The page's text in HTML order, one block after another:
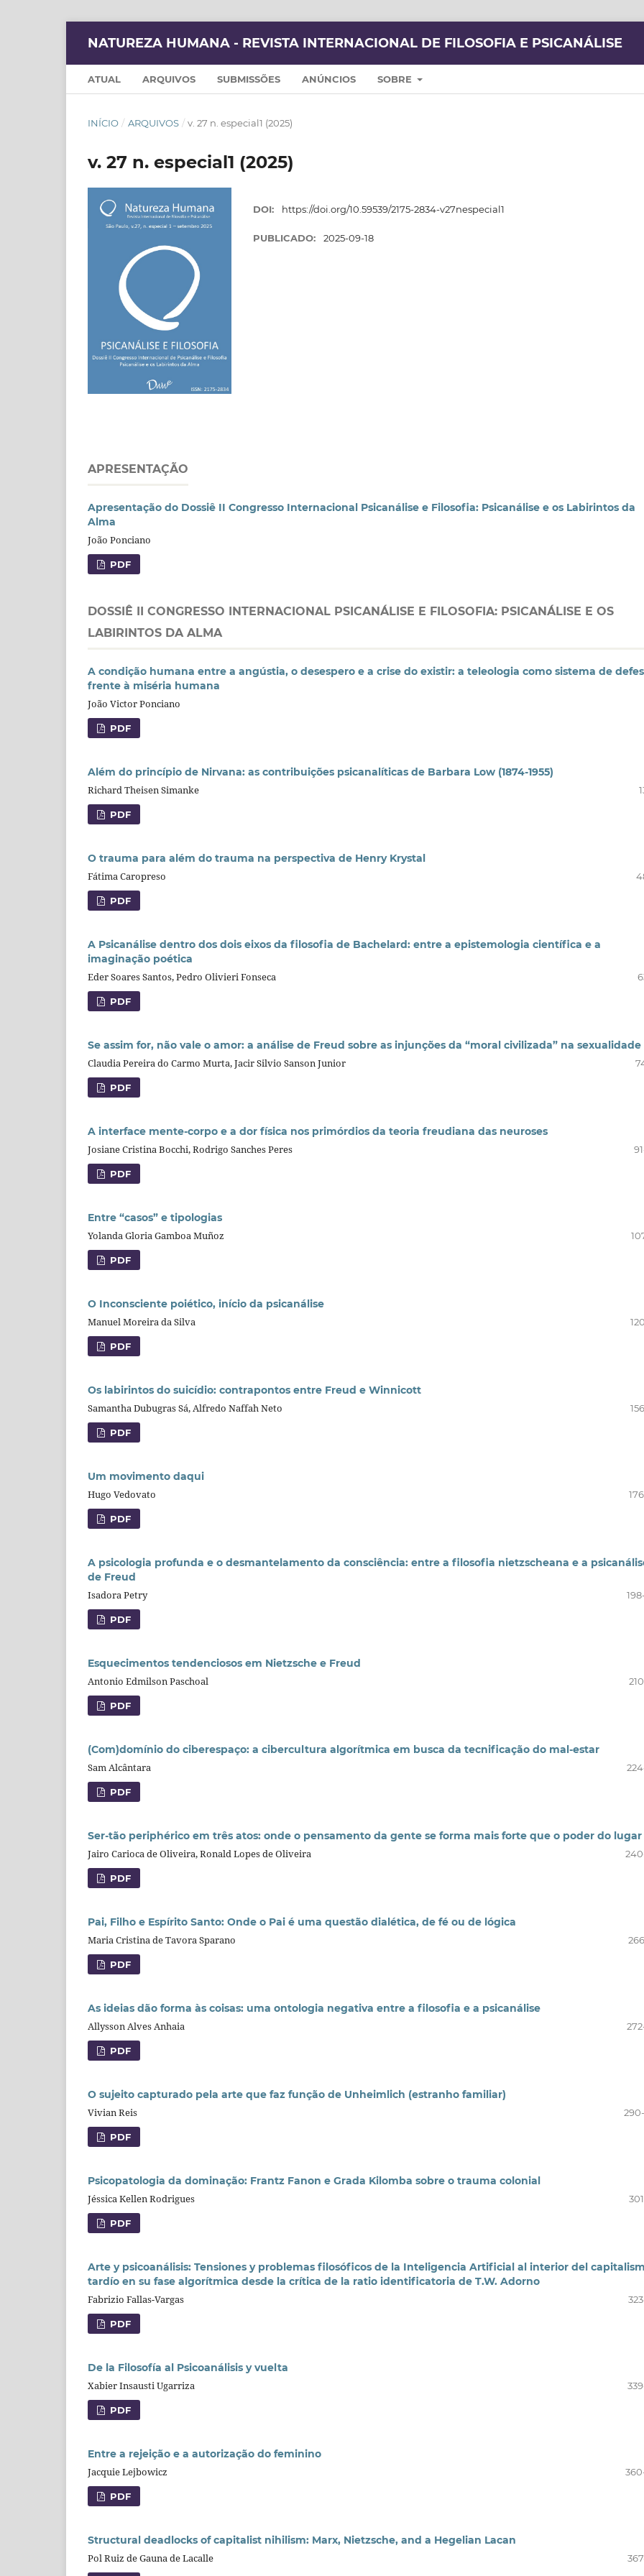
NATUREZA HUMANA - REVISTA INTERNACIONAL DE FILOSOFIA E PSICANÁLISE
ATUAL ARQUIVOS SUBMISSÕES ANÚNCIOS SOBRE
INÍCIO / ARQUIVOS / v. 27 n. especial1 (2025)
v. 27 n. especial1 (2025)
DOI: https://doi.org/10.59539/2175-2834-v27nespecial1
PUBLICADO: 2025-09-18
APRESENTAÇÃO
Apresentação do Dossiê II Congresso Internacional Psicanálise e Filosofia: Psicanálise e os Labirintos da
Alma
João Ponciano
PDF
DOSSIÊ II CONGRESSO INTERNACIONAL PSICANÁLISE E FILOSOFIA: PSICANÁLISE E OS
LABIRINTOS DA ALMA
A condição humana entre a angústia, o desespero e a crise do existir: a teleologia como sistema de
frente à miséria humana
João Victor Ponciano
PDF
Além do princípio de Nirvana: as contribuições psicanalíticas de Barbara Low (1874-1955)
Richard Theisen Simanke
PDF
O trauma para além do trauma na perspectiva de Henry Krystal
Fátima Caropreso
PDF
A Psicanálise dentro dos dois eixos da filosofia de Bachelard: entre a epistemologia científica e a
imaginação poética
Eder Soares Santos, Pedro Olivieri Fonseca
PDF
Se assim for, não vale o amor: a análise de Freud sobre as injunções da “moral civilizada” na sexualidade
Claudia Pereira do Carmo Murta, Jacir Silvio Sanson Junior
PDF
A interface mente-corpo e a dor física nos primórdios da teoria freudiana das neuroses
Josiane Cristina Bocchi, Rodrigo Sanches Peres
PDF
Entre “casos” e tipologias
Yolanda Gloria Gamboa Muñoz
PDF
O Inconsciente poiético, início da psicanálise
Manuel Moreira da Silva
PDF
Os labirintos do suicídio: contrapontos entre Freud e Winnicott
Samantha Dubugras Sá, Alfredo Naffah Neto
PDF
Um movimento daqui
Hugo Vedovato
PDF
A psicologia profunda e o desmantelamento da consciência: entre a filosofia nietzscheana e a
de Freud
Isadora Petry
PDF
Esquecimentos tendenciosos em Nietzsche e Freud
Antonio Edmilson Paschoal
PDF
(Com)domínio do ciberespaço: a cibercultura algorítmica em busca da tecnificação do mal-estar
Sam Alcântara
PDF
Ser-tão periphérico em três atos: onde o pensamento da gente se forma mais forte que o poder do lugar
Jairo Carioca de Oliveira, Ronald Lopes de Oliveira
PDF
Pai, Filho e Espírito Santo: Onde o Pai é uma questão dialética, de fé ou de lógica
Maria Cristina de Tavora Sparano
PDF
As ideias dão forma às coisas: uma ontologia negativa entre a filosofia e a psicanálise
Allysson Alves Anhaia
PDF
O sujeito capturado pela arte que faz função de Unheimlich (estranho familiar)
Vivian Reis
PDF
Psicopatologia da dominação: Frantz Fanon e Grada Kilomba sobre o trauma colonial
Jéssica Kellen Rodrigues
PDF
Arte y psicoanálisis: Tensiones y problemas filosóficos de la Inteligencia Artificial al interior del
tardío en su fase algorítmica desde la crítica de la ratio identificatoria de T.W. Adorno
Fabrizio Fallas-Vargas
PDF
De la Filosofía al Psicoanálisis y vuelta
Xabier Insausti Ugarriza
PDF
Entre a rejeição e a autorização do feminino
Jacquie Lejbowicz
PDF
Structural deadlocks of capitalist nihilism: Marx, Nietzsche, and a Hegelian Lacan
Pol Ruiz de Gauna de Lacalle